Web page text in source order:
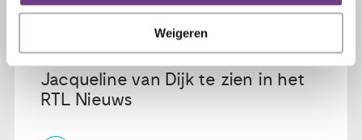
Weigeren
Gisteren waren vrijwilliger Kim
Hulscher en onze voorzitter
Jacqueline van Dijk te zien in het
RTL Nieuws